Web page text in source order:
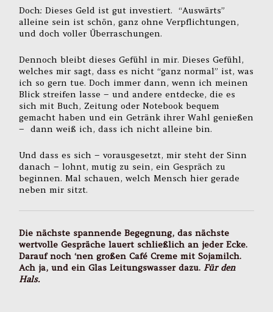
Doch: Dieses Geld ist gut investiert. “Auswärts”
alleine sein ist schön, ganz ohne Verpflichtungen,
und doch voller Überraschungen.
Dennoch bleibt dieses Gefühl in mir. Dieses Gefühl,
welches mir sagt, dass es nicht “ganz normal” ist, was
ich so gern tue. Doch immer dann, wenn ich meinen
Blick streifen lasse – und andere entdecke, die es
sich mit Buch, Zeitung oder Notebook bequem
gemacht haben und ein Getränk ihrer Wahl genießen
– dann weiß ich, dass ich nicht alleine bin.
Und dass es sich – vorausgesetzt, mir steht der Sinn
danach – lohnt, mutig zu sein, ein Gespräch zu
beginnen. Mal schauen, welch Mensch hier gerade
neben mir sitzt.
Die nächste spannende Begegnung, das nächste
wertvolle Gespräche lauert schließlich an jeder Ecke.
Darauf noch ‘nen großen Café Creme mit Sojamilch.
Ach ja, und ein Glas Leitungswasser dazu.Für den
Hals.